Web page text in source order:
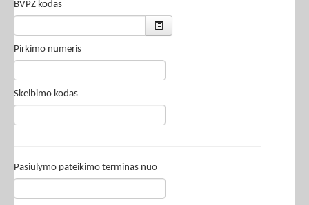
BVPŽ kodas
Pirkimo numeris
Skelbimo kodas
Pasiūlymo pateikimo terminas nuo